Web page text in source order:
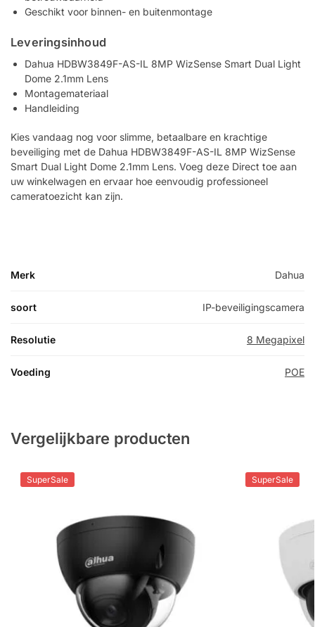
Geschikt voor binnen- en buitenmontage
Leveringsinhoud
Dahua HDBW3849F-AS-IL 8MP WizSense Smart Dual Light
Dome 2.1mm Lens
Montagemateriaal
Handleiding
Kies vandaag nog voor slimme, betaalbare en krachtige
beveiliging met de Dahua HDBW3849F-AS-IL 8MP WizSense
Smart Dual Light Dome 2.1mm Lens. Voeg deze Direct toe aan
uw winkelwagen en ervaar hoe eenvoudig professioneel
cameratoezicht kan zijn.
Merk Dahua
soort IP-beveiligingscamera
Resolutie 8 Megapixel
Voeding POE
Vergelijkbare producten
SuperSale SuperSale